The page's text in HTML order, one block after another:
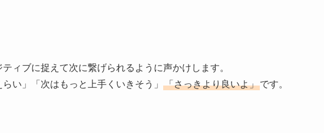
ィブに捉えて次に繋げられるように声かけします。
い」「次はもっと上手くいきそう」
「さっきより良いよ」です。